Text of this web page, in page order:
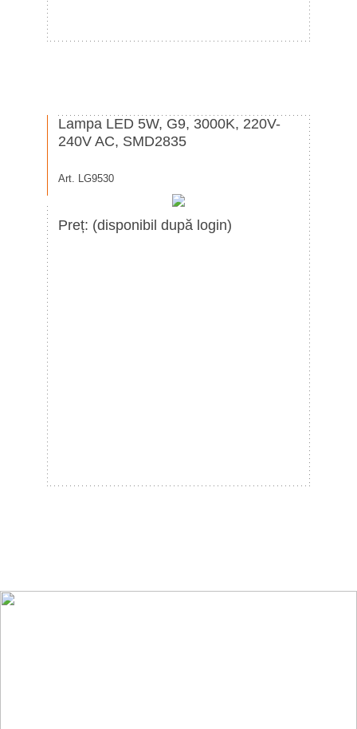
Lampa LED 5W, G9, 3000K, 220V-
240V AC, SMD2835
Art. LG9530
Preț: (disponibil după login)